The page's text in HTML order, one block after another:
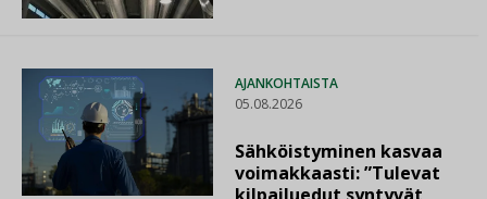
AJANKOHTAISTA
05.08.2026
Sähköistyminen kasvaa
voimakkaasti: ”Tulevat